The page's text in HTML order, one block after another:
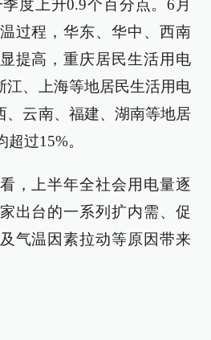
度上升0.9个百分点。6月
过程，华东、华中、西南
提高，重庆居民生活用电
江、上海等地居民生活用电
、云南、福建、湖南等地居
过15%。
，上半年全社会用电量逐
出台的一系列扩内需、促
气温因素拉动等原因带来